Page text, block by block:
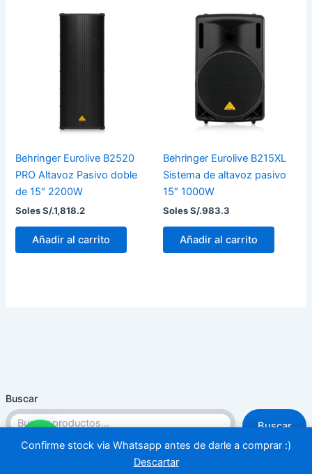
Confirme stock via Whatsapp antes de darle a comprar :)
Descartar
Buscar
Buscar
Behringer Eurolive B2520
PRO Altavoz Pasivo doble
de 15″ 2200W
Soles S/.1,818.2
Añadir al carrito
Behringer Eurolive B215XL
Sistema de altavoz pasivo
15″ 1000W
Soles S/.983.3
Añadir al carrito